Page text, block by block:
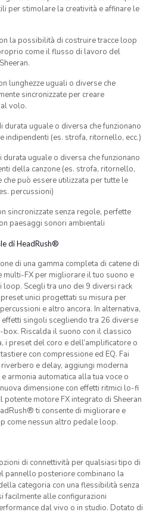
per stimolare la creatività e affinare le
la possibilità di costruire tracce loop
come il flusso di lavoro del
lunghezze uguali o diverse che
sincronizzate per creare
volo.
durata uguale o diversa che funzionano
indipendenti (es. strofa, ritornello, ecc.)
uguale o diversa che funzionano
della canzone (es. strofa, ritornello,
che può essere utilizzata per tutte le
percussioni)
sincronizzate senza regole, perfette
paesaggi sonori ambientali
di HeadRush®
di una gamma completa di catene di
multi-FX per migliorare il tuo suono e
Scegli tra uno dei 9 diversi rack
unici progettati su misura per
e altro ancora. In alternativa,
singoli scegliendo tra 26 diverse
Riscalda il suono con il classico
i preset del coro e dell’amplificatore o
con compressione ed EQ. Fai
e delay, aggiungi moderna
armonia automatica alla tua voce o
dimensione con effetti ritmici lo-fi
potente motore FX integrato di Sheeran
ti consente di migliorare e
come nessun altro pedale loop.
di connettività per qualsiasi tipo di
pannello posteriore combinano la
categoria con una flessibilità senza
facilmente alle configurazioni
dal vivo o in studio. Dotato di